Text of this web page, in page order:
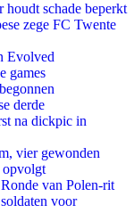
houdt schade beperkt
zege FC Twente
Evolved
games
derde
na dickpic in
vier gewonden
opvolgt
van Polen-rit
voor